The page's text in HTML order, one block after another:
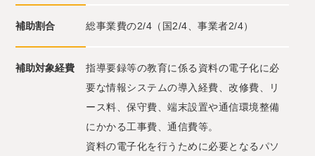
補助割合 総事業費の2/4（国2/4、事業者2/4）
補助対象経費
指導要録等の教育に係る資料の電子化に必
要な情報システムの導入経費、改修費、リ
ース料、保守費、端末設置や通信環境整備
にかかる工事費、通信費等。
資料の電子化を行うために必要となるパソ